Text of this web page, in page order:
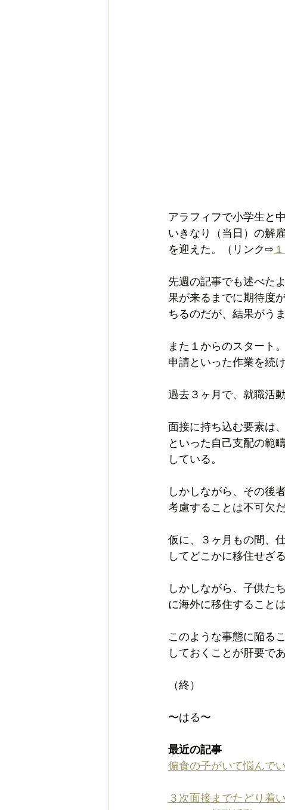
アラフィフで小学生と
いきなり（当日）の解
を迎えた。（リンク⇨
先週の記事でも述べた
果が来るまでに期待度
ちるのだが、結果がう
また１からのスタート
申請といった作業を続け
過去３ヶ月で、就職活
面接に持ち込む要素は
といった自己支配の範
している。
しかしながら、その後
考慮することは不可欠
仮に、３ヶ月もの間、
してどこかに移住せざ
しかしながら、子供た
に海外に移住すること
このような事態に陥る
しておくことが肝要で
（終）
〜はる〜
最近の記事
偏食の子がいて悩んで
３次面接までたどり着